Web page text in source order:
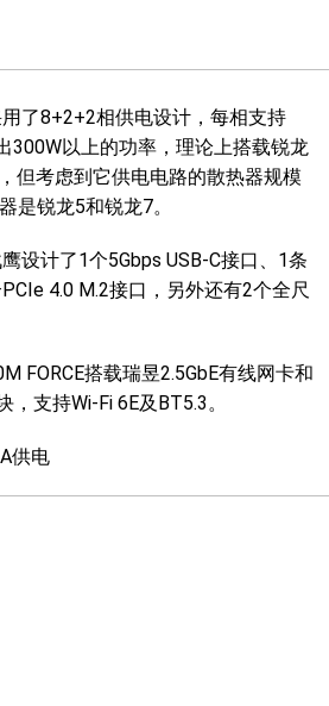
了8+2+2相供电设计，每相支持
300W以上的功率，理论上搭载锐龙
但考虑到它供电电路的散热器规模
是锐龙5和锐龙7。
设计了1个5Gbps USB-C接口、1条
4.0 M.2接口，另外还有2个全尺
FORCE搭载瑞昱2.5GbE有线网卡和
支持Wi-Fi 6E及BT5.3。
供电